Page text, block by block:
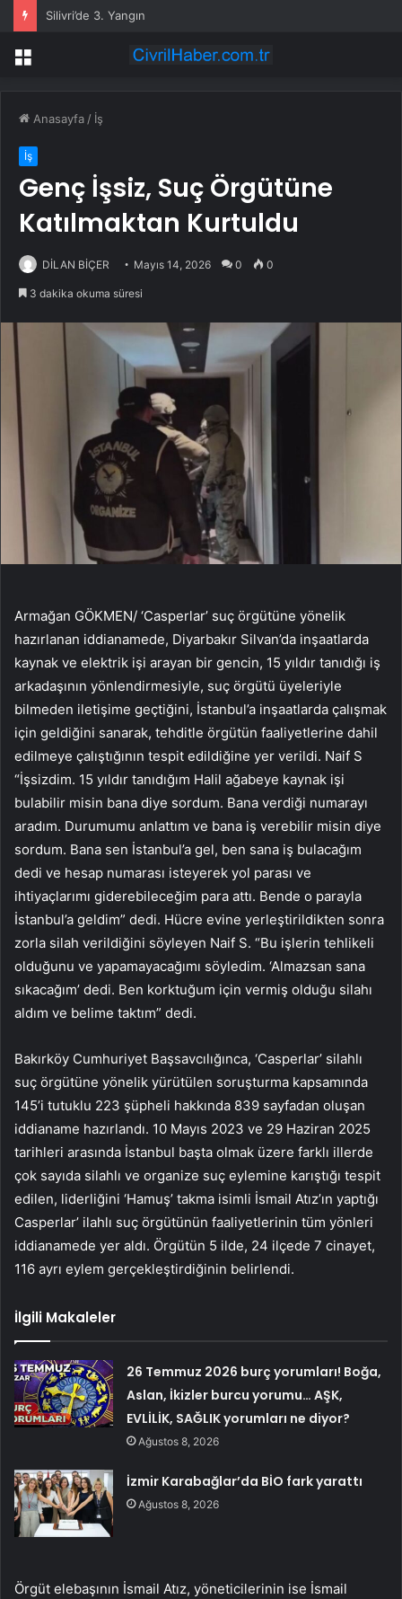
Silivri’de 3. Yangın
Menü
Anasayfa / İş
İş
Genç İşsiz, Suç Örgütüne
Katılmaktan Kurtuldu
DİLAN BİÇER Mayıs 14, 2026 0 0
3 dakika okuma süresi
Armağan GÖKMEN/ ‘Casperlar’ suç örgütüne yönelik
hazırlanan iddianamede, Diyarbakır Silvan’da inşaatlarda
kaynak ve elektrik işi arayan bir gencin, 15 yıldır tanıdığı iş
arkadaşının yönlendirmesiyle, suç örgütü üyeleriyle
bilmeden iletişime geçtiğini, İstanbul’a inşaatlarda çalışmak
için geldiğini sanarak, tehditle örgütün faaliyetlerine dahil
edilmeye çalıştığının tespit edildiğine yer verildi. Naif S
“İşsizdim. 15 yıldır tanıdığım Halil ağabeye kaynak işi
bulabilir misin bana diye sordum. Bana verdiği numarayı
aradım. Durumumu anlattım ve bana iş verebilir misin diye
sordum. Bana sen İstanbul’a gel, ben sana iş bulacağım
dedi ve hesap numarası isteyerek yol parası ve
ihtiyaçlarımı giderebileceğim para attı. Bende o parayla
İstanbul’a geldim” dedi. Hücre evine yerleştirildikten sonra
zorla silah verildiğini söyleyen Naif S. “Bu işlerin tehlikeli
olduğunu ve yapamayacağımı söyledim. ‘Almazsan sana
sıkacağım’ dedi. Ben korktuğum için vermiş olduğu silahı
aldım ve belime taktım” dedi.
Bakırköy Cumhuriyet Başsavcılığınca, ‘Casperlar’ silahlı
suç örgütüne yönelik yürütülen soruşturma kapsamında
145’i tutuklu 223 şüpheli hakkında 839 sayfadan oluşan
iddianame hazırlandı. 10 Mayıs 2023 ve 29 Haziran 2025
tarihleri arasında İstanbul başta olmak üzere farklı illerde
çok sayıda silahlı ve organize suç eylemine karıştığı tespit
edilen, liderliğini ‘Hamuş’ takma isimli İsmail Atız’ın yaptığı
Casperlar’ ilahlı suç örgütünün faaliyetlerinin tüm yönleri
iddianamede yer aldı. Örgütün 5 ilde, 24 ilçede 7 cinayet,
116 ayrı eylem gerçekleştirdiğinin belirlendi.
İlgili Makaleler
26 Temmuz 2026 burç yorumları! Boğa,
Aslan, İkizler burcu yorumu… AŞK,
EVLİLİK, SAĞLIK yorumları ne diyor?
Ağustos 8, 2026
İzmir Karabağlar’da BİO fark yarattı
Ağustos 8, 2026
Örgüt elebaşının İsmail Atız, yöneticilerinin ise İsmail